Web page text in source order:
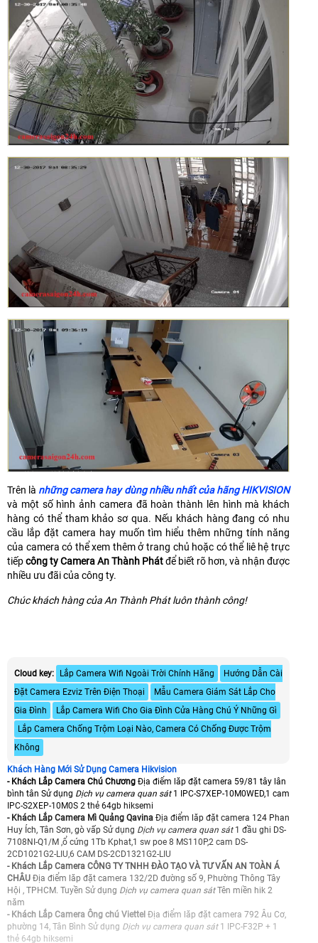
Trên là những camera hay dùng nhiều nhất của hãng HIKVISION
và một số hình ảnh camera đã hoàn thành lên hình mà khách
hàng có thể tham khảo sơ qua. Nếu khách hàng đang có nhu
cầu lắp đặt camera hay muốn tìm hiểu thêm những tính năng
của camera có thể xem thêm ở trang chủ hoặc có thể liê hệ trực
tiếpcông ty Camera An Thành Phátđể biết rõ hơn, và nhận được
nhiều ưu đãi của công ty.
Chúc khách hàng của An Thành Phát luôn thành công!
Cloud key: Lắp Camera Wifi Ngoài Trời Chính Hãng
Hướng Dẫn Cài
Đặt Camera Ezviz Trên Điện Thoại
Mẫu Camera Giám Sát Lắp Cho
Gia Đình
Lắp Camera Wifi Cho Gia Đình Cửa Hàng Chú Ý Những Gì
Lắp Camera Chống Trộm Loại Nào, Camera Có Chống Được Trộm
Không
Khách Hàng Mới Sử Dụng Camera Hikvision
- Khách Lắp Camera Chú Chương Địa điểm lăp đặt camera 59/81 tây lân
bình tân Sử dụng Dịch vụ camera quan sát 1 IPC-S7XEP-10M0WED,1 cam
IPC-S2XEP-10M0S 2 thẻ 64gb hiksemi
- Khách Lắp Camera Mì Quảng Qavina Địa điểm lăp đặt camera 124 Phan
Huy Ích, Tân Sơn, gò vấp Sử dụng Dịch vụ camera quan sát 1 đầu ghi DS-
7108NI-Q1/M ,ổ cứng 1Tb Kphat,1 sw poe 8 MS110P,2 cam DS-
2CD1021G2-LIU,6 CAM DS-2CD1321G2-LIU
- Khách Lắp Camera CÔNG TY TNHH ĐÀO TẠO VÀ TƯ VẤN AN TOÀN Á
CHÂU Địa điểm lăp đặt camera 132/2D đường số 9, Phường Thông Tây
Hội , TPHCM. Tuyền Sử dụng Dịch vụ camera quan sátTên miền hik 2
năm
- Khách Lắp Camera Ông chú Viettel Địa điểm lăp đặt camera 792 Âu Cơ,
phường 14, Tân Bình Sử dụng Dịch vụ camera quan sát 1 IPC-F32P + 1
thẻ 64gb hiksemi